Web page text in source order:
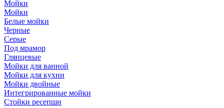
Мойки
Мойки
Белые мойки
Черные
Серые
Под мрамор
Глянцевые
Мойки для ванной
Мойки для кухни
Мойки двойные
Интегрированные мойки
Стойки ресепшн